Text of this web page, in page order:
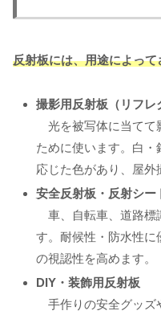
反射板には、用途によっ
撮影用反射板（リフレ
光を被写体に当てて
ために使います。白・
応じた色があり、屋外
安全反射板・反射シー
車、自転車、道路標
す。耐候性・防水性に
の視認性を高めます。
DIY・装飾用反射板
手作りの安全グッズ